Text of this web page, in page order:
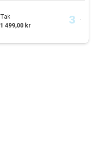
Tak
1 499,00 kr